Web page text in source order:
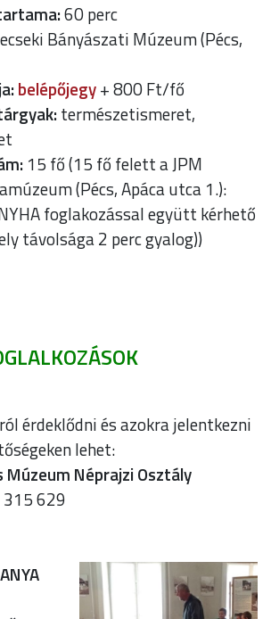
60 perc
Bányászati Múzeum (Pécs,
belépőjegy+ 800 Ft/fő
természetismeret,
15 fő (15 fő felett a JPM
(Pécs, Apáca utca 1.):
foglakozással együtt kérhető
távolsága 2 perc gyalog))
érdeklődni és azokra jelentkezni
lehet:
Múzeum Néprajzi Osztály
629